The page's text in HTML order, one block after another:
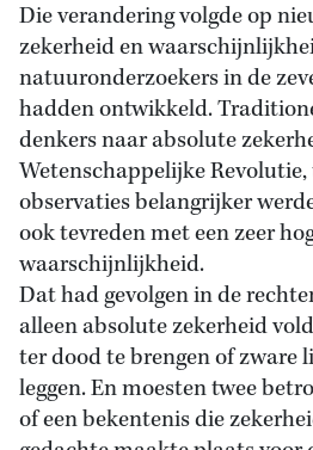
Die verandering volgde op
zekerheid en
natuuronderzoekers in de
hadden ontwikkeld.
denkers naar absolute
Wetenschappelijke Revolutie,
observaties belangrijker
ook tevreden met een zeer
waarschijnlijkheid.
Dat had gevolgen in de
alleen absolute zekerheid
ter dood te brengen of zware
leggen. En moesten twee
of een bekentenis die